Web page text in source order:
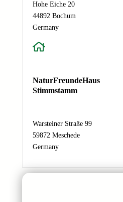
s
e
N
c
i
t
N
a
e
Hohe Eiche 20
44892 Bochum
Germany
NaturFreundeHaus
Stimmstamm
Warsteiner Straße 99
59872 Meschede
Germany